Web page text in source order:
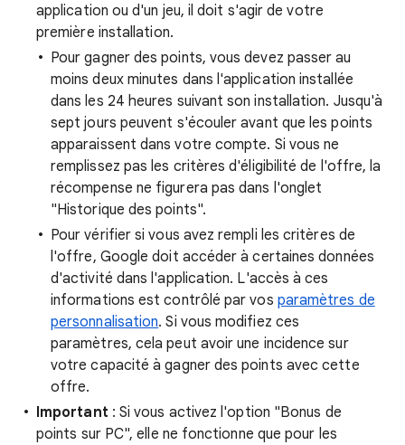
application ou d'un jeu, il doit s'agir de votre
première installation.
Pour gagner des points, vous devez passer au
moins deux minutes dans l'application installée
dans les 24 heures suivant son installation. Jusqu'à
sept jours peuvent s'écouler avant que les points
apparaissent dans votre compte. Si vous ne
remplissez pas les critères d'éligibilité de l'offre, la
récompense ne figurera pas dans l'onglet
"Historique des points".
Pour vérifier si vous avez rempli les critères de
l'offre, Google doit accéder à certaines données
d'activité dans l'application. L'accès à ces
informations est contrôlé par vos paramètres de
personnalisation. Si vous modifiez ces
paramètres, cela peut avoir une incidence sur
votre capacité à gagner des points avec cette
offre.
Important : Si vous activez l'option "Bonus de
points sur PC", elle ne fonctionne que pour les